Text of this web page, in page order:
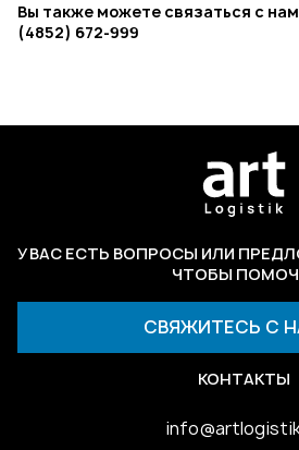
Вы также можете связаться с
(4852) 672-999
КОНТАКТЫ
info@artlogisti
У ВАС ЕСТЬ ВОПРОСЫ ИЛИ
ЧТОБЫ
СВЯЖИТЕСЬ С